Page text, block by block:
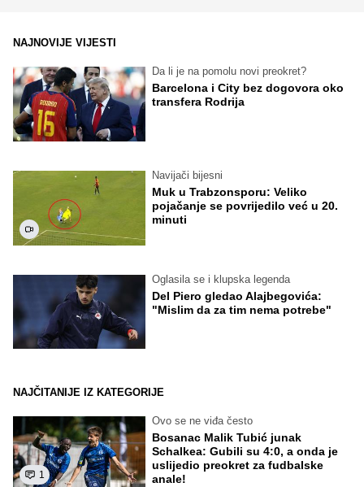
NAJNOVIJE VIJESTI
Da li je na pomolu novi preokret?
Barcelona i City bez dogovora oko
transfera Rodrija
Navijači bijesni
Muk u Trabzonsporu: Veliko
pojačanje se povrijedilo već u 20.
minuti
Oglasila se i klupska legenda
Del Piero gledao Alajbegovića:
"Mislim da za tim nema potrebe"
NAJČITANIJE IZ KATEGORIJE
1
Ovo se ne viđa često
Bosanac Malik Tubić junak
Schalkea: Gubili su 4:0, a onda je
uslijedio preokret za fudbalske
anale!